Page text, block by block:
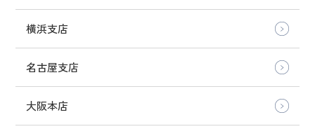
横浜支店
名古屋支店
大阪本店